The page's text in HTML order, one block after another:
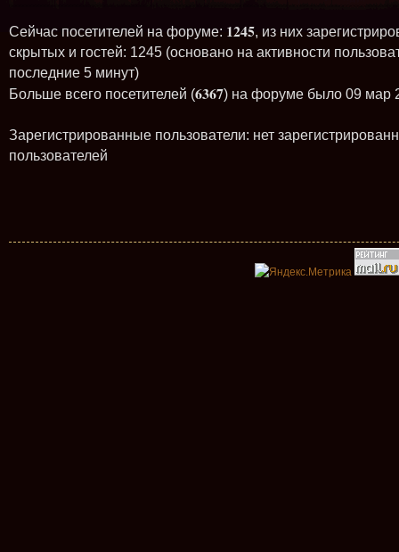
Сейчас посетителей на форуме: 1245, из них
скрытых и гостей: 1245 (основано на активности
последние 5 минут)
Больше всего посетителей (6367) на форуме было 09 мар
Зарегистрированные пользователи: нет
пользователей